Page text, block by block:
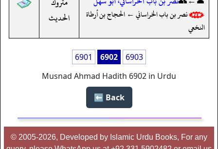
نصر بن باب الخراساني ← الحجاج بن أرطاة
النخعي
الحديث
6901 6902
6903
Musnad Ahmad Hadith 6902 in Urdu
Back ⬅️
© 2005-2026, Developed by Islamic Urdu Books, For any